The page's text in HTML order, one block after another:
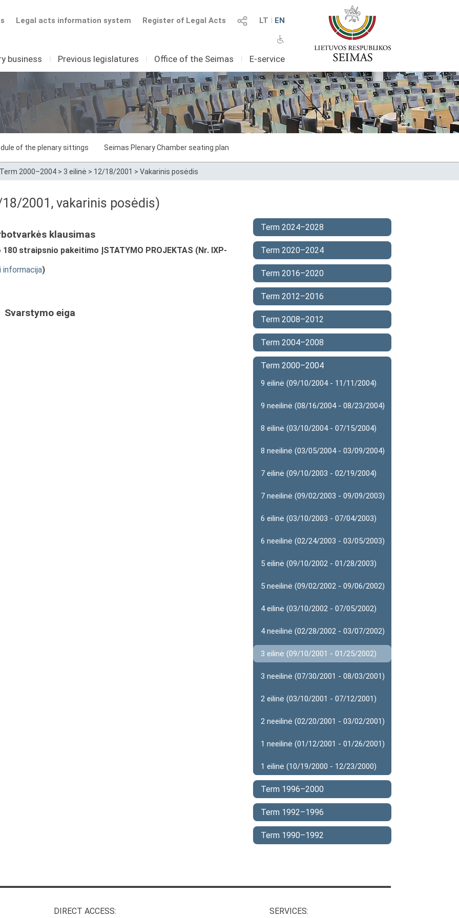
LT I EN
Register of Legal Acts
Legal acts information system
business I Previous legislatures I Office of the Seimas I E-service
of the plenary sittings Seimas Plenary Chamber seating plan
Term 2000–2004 > 3 eilinė > 12/18/2001 > Vakarinis posėdis
2001, vakarinis posėdis)
klausimas
straipsnio pakeitimo ĮSTATYMO PROJEKTAS (Nr. IXP-
informacija)
Svarstymo eiga
Term 2024–2028
Term 2020–2024
Term 2016–2020
Term 2012–2016
Term 2008–2012
Term 2004–2008
Term 2000–2004
9 eilinė (09/10/2004 - 11/11/2004)
9 neeilinė (08/16/2004 - 08/23/2004)
8 eilinė (03/10/2004 - 07/15/2004)
8 neeilinė (03/05/2004 - 03/09/2004)
7 eilinė (09/10/2003 - 02/19/2004)
7 neeilinė (09/02/2003 - 09/09/2003)
6 eilinė (03/10/2003 - 07/04/2003)
6 neeilinė (02/24/2003 - 03/05/2003)
5 eilinė (09/10/2002 - 01/28/2003)
5 neeilinė (09/02/2002 - 09/06/2002)
4 eilinė (03/10/2002 - 07/05/2002)
4 neeilinė (02/28/2002 - 03/07/2002)
3 eilinė (09/10/2001 - 01/25/2002)
3 neeilinė (07/30/2001 - 08/03/2001)
2 eilinė (03/10/2001 - 07/12/2001)
2 neeilinė (02/20/2001 - 03/02/2001)
1 neeilinė (01/12/2001 - 01/26/2001)
1 eilinė (10/19/2000 - 12/23/2000)
Term 1996–2000
Term 1992–1996
Term 1990–1992
DIRECT ACCESS: SERVICES: